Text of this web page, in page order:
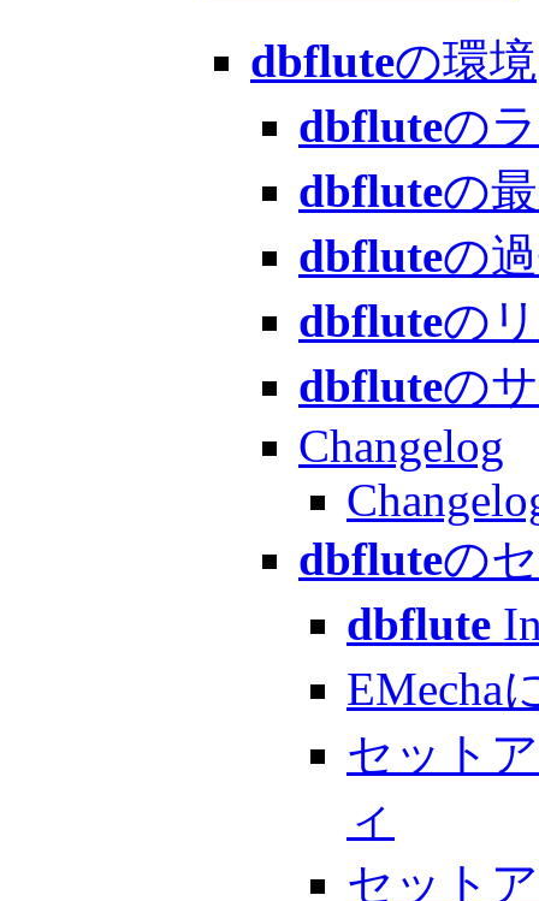
dbfluteの環境
dbfluteの
dbfluteの
dbfluteの
dbfluteの
dbfluteの
Changelog
dbfluteの
dbflute
EMecha
セット
ィ
セット